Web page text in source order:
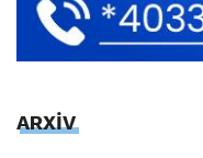
ARXİV